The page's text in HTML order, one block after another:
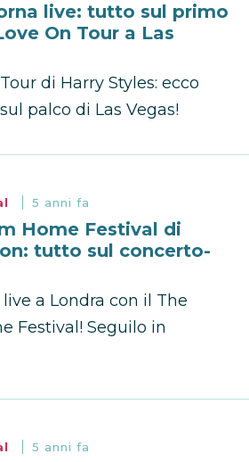
live: tutto sul primo
On Tour a Las
di Harry Styles: ecco
palco di Las Vegas!
5 anni fa
Home Festival di
tutto sul concerto-
a Londra con il The
Festival! Seguilo in
5 anni fa